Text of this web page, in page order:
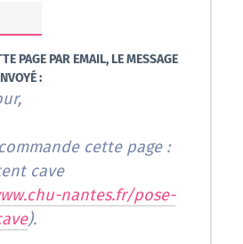
PAGE PAR EMAIL, LE MESSAGE
:
cette page :
cave
nantes.fr/pose-
).